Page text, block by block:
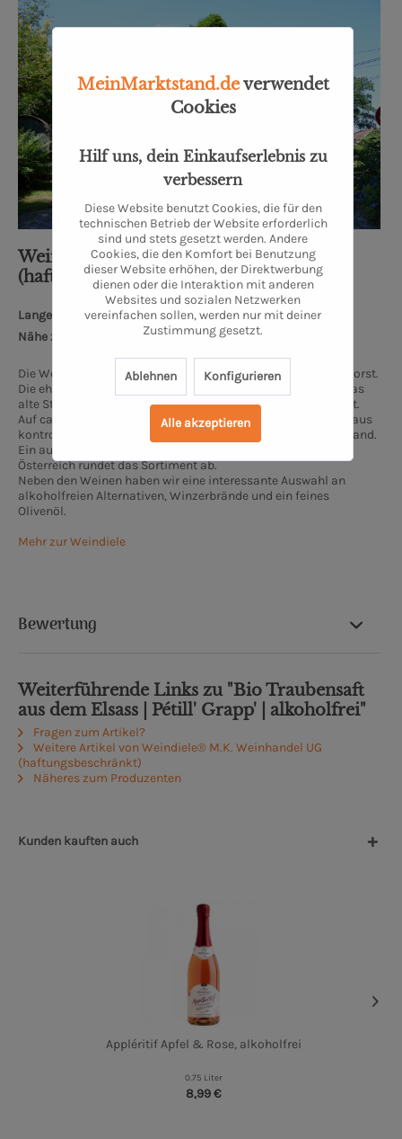
Weindiele® M.K. Weinhandel UG
(haftungsbeschränkt)
Lange Wischen 10, 26655 Westerstede
Nähe zum Oldenburger Schloss: 32 km
Die Weindiele® liegt am ruhigen Rand von Westerstede in Ihorst.
Die ehemalige Hofstelle wurde liebevoll Restauriert und in das
alte Stallgebäude wurde unserer kleiner Weinladen integriert.
Auf ca. 30 Quadratmetern finden sich ausschließlich Weine aus
kontrolliert biologischem Anbau, überwiegend aus Deutschland.
Ein ausgesuchter Teil aus Spanien, Frankreich, Italien und
Österreich rundet das Sortiment ab.
Neben den Weinen haben wir eine interessante Auswahl an
alkoholfreien Alternativen, Winzerbrände und ein feines
Olivenöl.
Mehr zur Weindiele
Bewertung
Weiterführende Links zu "Bio Traubensaft
aus dem Elsass | Pétill' Grapp' | alkoholfrei"
Fragen zum Artikel?
Weitere Artikel von Weindiele® M.K. Weinhandel UG
(haftungsbeschränkt)
Näheres zum Produzenten
Kunden kauften auch
Appléritif Apfel & Rose, alkoholfrei
0.75 Liter
8,99 €
MeinMarktstand.deverwendet
Cookies
Hilf uns, dein Einkaufserlebnis zu
verbessern
Diese Website benutzt Cookies, die für den
technischen Betrieb der Website erforderlich
sind und stets gesetzt werden. Andere
Cookies, die den Komfort bei Benutzung
dieser Website erhöhen, der Direktwerbung
dienen oder die Interaktion mit anderen
Websites und sozialen Netzwerken
vereinfachen sollen, werden nur mit deiner
Zustimmung gesetzt.
Ablehnen Konfigurieren
Alle akzeptieren